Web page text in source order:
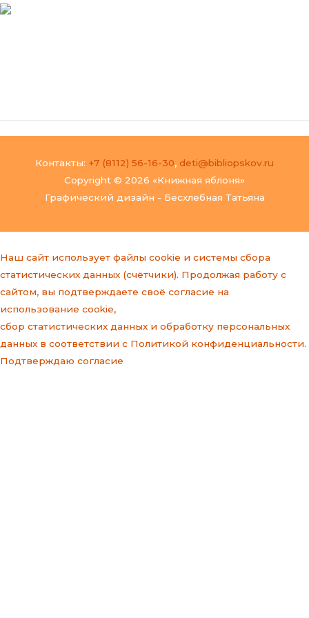
Контакты: +7 (8112) 56-16-30, deti@bibliopskov.ru
Copyright © 2026 «Книжная яблоня»
Графический дизайн - Бесхлебная Татьяна
Наш сайт использует файлы cookie и системы сбора
статистических данных (счётчики). Продолжая работу с
сайтом, вы подтверждаете своё согласие на
использование cookie,
сбор статистических данных и обработку персональных
данных в соответствии с Политикой конфиденциальности.
Подтверждаю согласие